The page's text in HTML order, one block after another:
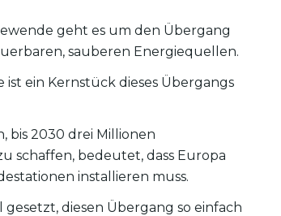
geht es um den Übergang
sauberen Energiequellen.
ein Kernstück dieses Übergangs
bis 2030 drei Millionen
schaffen, bedeutet, dass Europa
installieren muss.
diesen Übergang so einfach